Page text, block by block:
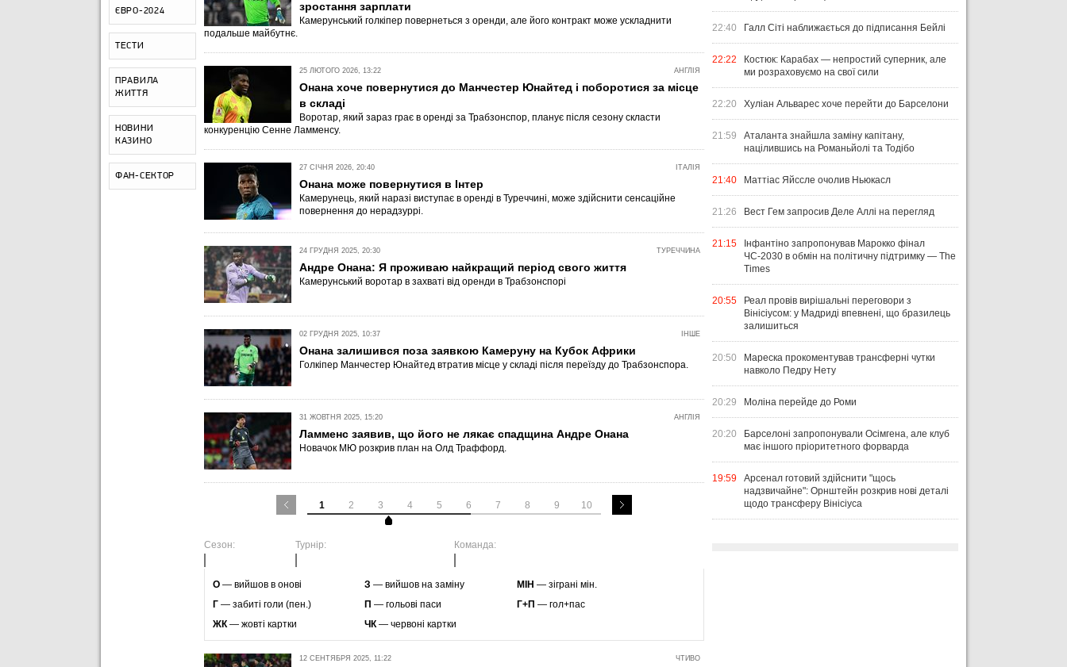
ЄВРО-2024
ТЕСТИ
ПРАВИЛА
ЖИТТЯ
НОВИНИ
КАЗИНО
ФАН-СЕКТОР
зростання зарплати
Камерунський голкіпер повернеться з оренди, але його контракт може ускладнити
подальше майбутнє.
АНГЛІЯ
25 ЛЮТОГО 2026, 13:22
Онана хоче повернутися до Манчестер Юнайтед і поборотися за місце
в складі
Воротар, який зараз грає в оренді за Трабзонспор, планує після сезону скласти
конкуренцію Сенне Ламменсу.
ІТАЛІЯ
27 СІЧНЯ 2026, 20:40
Онана може повернутися в Інтер
Камерунець, який наразі виступає в оренді в Туреччині, може здійснити сенсаційне
повернення до нерадзуррі.
ТУРЕЧЧИНА
24 ГРУДНЯ 2025, 20:30
Андре Онана: Я проживаю найкращий період свого життя
Камерунський воротар в захваті від оренди в Трабзонспорі
ІНШЕ
02 ГРУДНЯ 2025, 10:37
Онана залишився поза заявкою Камеруну на Кубок Африки
Голкіпер Манчестер Юнайтед втратив місце у складі після переїзду до Трабзонспора.
АНГЛІЯ
31 ЖОВТНЯ 2025, 15:20
Ламменс заявив, що його не лякає спадщина Андре Онана
Новачок МЮ розкрив план на Олд Траффорд.
1 2 3 4 5 6 7 8 9 10
Сезон: Турнір: Команда:
O — вийшов в онові З — вийшов на заміну МІН — зіграні мін.
Г — забиті голи (пен.) П — гольові паси Г+П — гол+пас
ЖК— жовті картки ЧК— червоні картки
ЧТИВО
12 СЕНТЯБРЯ 2025, 11:22
22:40 Галл Сіті наближається до підписання Бейлі
22:22
Костюк: Карабах — непростий суперник, але
ми розраховуємо на свої сили
22:20 Хуліан Альварес хоче перейти до Барселони
21:59
Аталанта знайшла заміну капітану,
націлившись на Романьйолі та Тодібо
21:40 Маттіас Яйссле очолив Ньюкасл
21:26 Вест Гем запросив Деле Аллі на перегляд
21:15
Інфантіно запропонував Марокко фінал
ЧС-2030 в обмін на політичну підтримку — The
Times
20:55
Реал провів вирішальні переговори з
Вінісіусом: у Мадриді впевнені, що бразилець
залишиться
20:50
Мареска прокоментував трансферні чутки
навколо Педру Нету
20:29 Моліна перейде до Роми
20:20
Барселоні запропонували Осімгена, але клуб
має іншого пріоритетного форварда
19:59
Арсенал готовий здійснити "щось
надзвичайне": Орнштейн розкрив нові деталі
щодо трансферу Вінісіуса